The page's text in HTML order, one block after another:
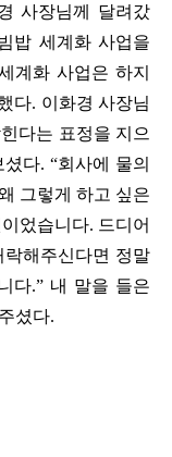
사장님께 달려갔
밥 세계화 사업을
계화 사업은 하지
다. 이화경 사장님
다는 표정을 지으
다. “회사에 물의
그렇게 하고 싶은
었습니다. 드디어
해주신다면 정말
다.” 내 말을 들은
셨다.